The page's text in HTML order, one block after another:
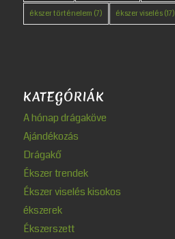
ékszer történelem (7) ékszer viselés(17)
KATEGÓRIÁK
A hónap drágaköve
Ajándékozás
Drágakő
Ékszer trendek
Ékszer viselés kisokos
ékszerek
Ékszerszett